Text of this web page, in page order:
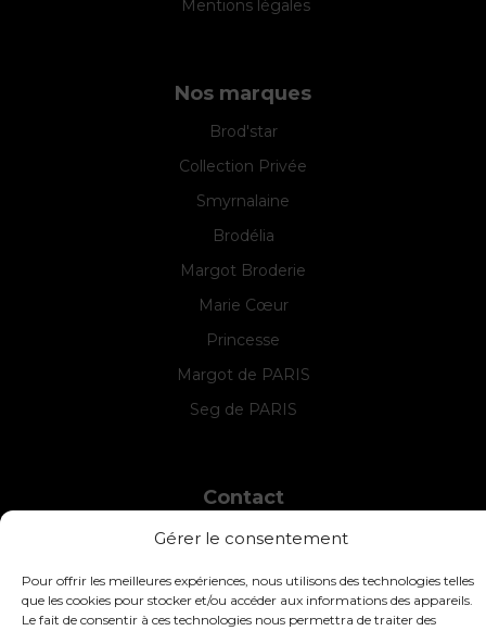
Gérer le consentement
Pour offrir les meilleures expériences, nous utilisons des technologies telles
que les cookies pour stocker et/ou accéder aux informations des appareils.
Le fait de consentir à ces technologies nous permettra de traiter des
Mentions légales
Nos marques
Brod'star
Collection Privée
Smyrnalaine
Brodélia
Margot Broderie
Marie Cœur
Princesse
Margot de PARIS
Seg de PARIS
Contact
INTERSTISS
42360 Panissières
France